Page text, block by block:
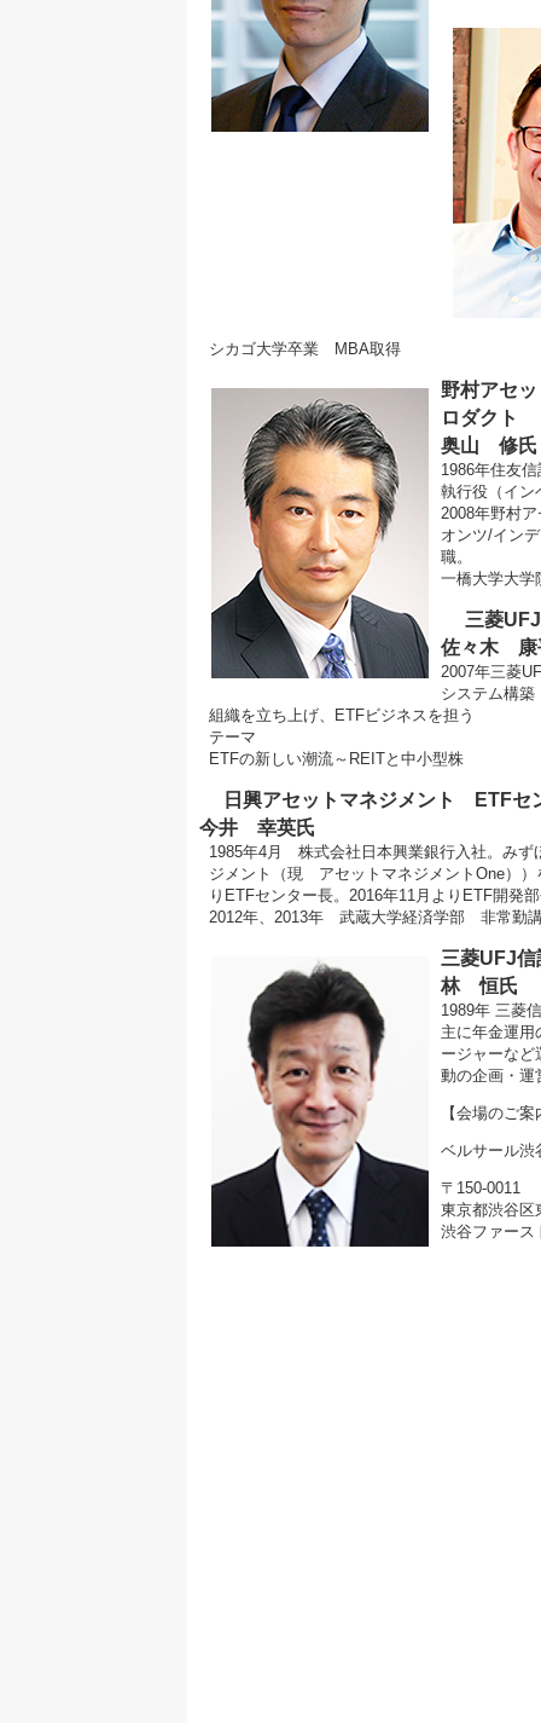
シカゴ大学卒業 MBA取得
野村アセ
ロダクト
奥山 修氏
1986年住友
執行役（イン
2008年野村
オンツ/イン
職。
一橋大学大学
三菱
佐々木 康
2007年三菱
システム構築
組織を立ち上げ、ETFビジネスを担う
テーマ
ETFの新しい潮流～REITと中小型株
日興アセットマネジメント ETFセ
今井 幸英氏
1985年4月 株式会社日本興業銀行入社。みず
ジメント（現 アセットマネジメントOne）
りETFセンター長。2016年11月よりETF開発
2012年、2013年 武蔵大学経済学部 非常勤
三菱UFJ
林 恒氏
1989年 三菱
主に年金運用
ージャーなど
動の企画・運
【会場のご案
ベルサール渋
〒150-0011
東京都渋谷区
渋谷ファース